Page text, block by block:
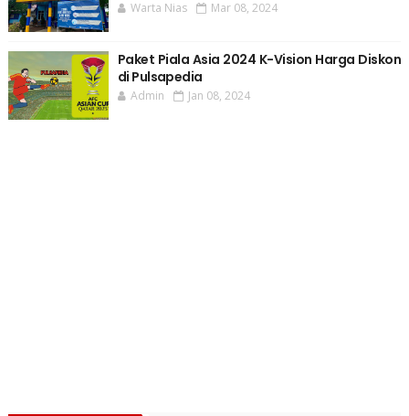
Warta Nias Mar 08, 2024
Paket Piala Asia 2024 K-Vision Harga Diskon
di Pulsapedia
Admin Jan 08, 2024